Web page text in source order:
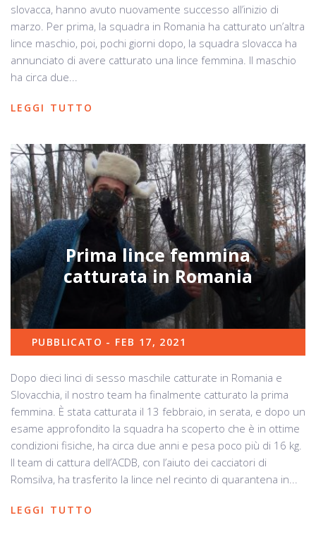
slovacca, hanno avuto nuovamente successo all’inizio di
marzo. Per prima, la squadra in Romania ha catturato un’altra
lince maschio, poi, pochi giorni dopo, la squadra slovacca ha
annunciato di avere catturato una lince femmina. Il maschio
ha circa due...
LEGGI TUTTO
Prima lince femmina
catturata in Romania
PUBBLICATO - FEB 17, 2021
Dopo dieci linci di sesso maschile catturate in Romania e
Slovacchia, il nostro team ha finalmente catturato la prima
femmina. È stata catturata il 13 febbraio, in serata, e dopo un
esame approfondito la squadra ha scoperto che è in ottime
condizioni fisiche, ha circa due anni e pesa poco più di 16 kg.
Il team di cattura dell’ACDB, con l’aiuto dei cacciatori di
Romsilva, ha trasferito la lince nel recinto di quarantena in...
LEGGI TUTTO